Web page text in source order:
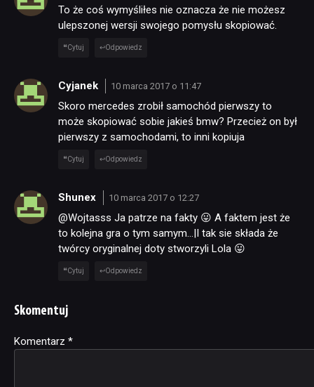
To że coś wymyśliłes nie oznacza że nie możesz
ulepszonej wersji swojego pomysłu skopiować.
Cytuj Odpowiedz
Cyjanek 10 marca 2017 o 11:47
Skoro mercedes zrobił samochód pierwszy to
może skopiować sobie jakieś bmw? Przecież on był
pierwszy z samochodami, to inni kopiuja
Cytuj Odpowiedz
Shunex 10 marca 2017 o 12:27
@Wojtasss Ja patrze na fakty 😛 A faktem jest że
to kolejna gra o tym samym…|I tak sie składa że
twórcy oryginalnej doty stworzyli Lola 😛
Cytuj Odpowiedz
Skomentuj
Komentarz *
Alternative: